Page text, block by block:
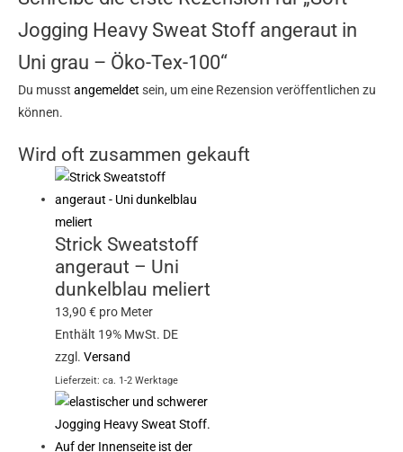
Jogging Heavy Sweat Stoff angeraut in
Uni grau – Öko-Tex-100“
Du musst angemeldet sein, um eine Rezension veröffentlichen zu
können.
Wird oft zusammen gekauft
Strick Sweatstoff
angeraut – Uni
dunkelblau meliert
13,90€ pro Meter
Enthält 19% MwSt. DE
zzgl.Versand
Lieferzeit: ca. 1-2 Werktage